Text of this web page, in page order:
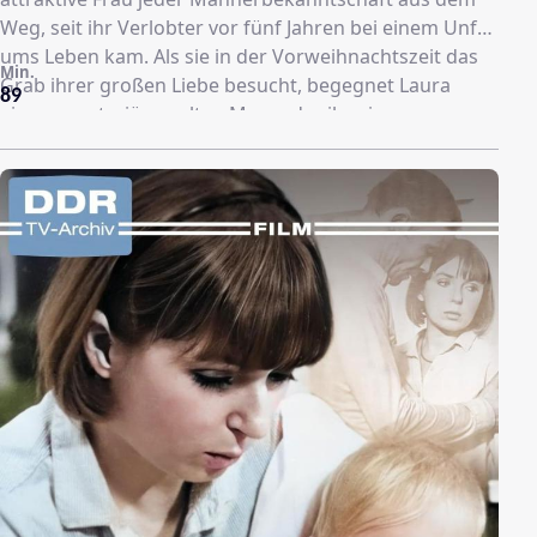
Weg, seit ihr Verlobter vor fünf Jahren bei einem Unfall
ums Leben kam. Als sie in der Vorweihnachtszeit das
Grab ihrer großen Liebe besucht, begegnet Laura
einem mysteriösen alten Mann, der ihr eine
merkwürdige Prophezeiung macht: All ihre Wünsche
könnten in Erfüllung gehen, wenn sie einen
Wunschzettel an den Weihnachtsmann schreibt. Dann
ist er plötzlich verschwunden. Wenig später lernt
Laura im Caf‚ Dobel durch Zufall Sebastian Dobel, den
Besitzer der Kaffeehauskette und Betreiber einer
Schokoladenfabrik in Salzburg, kennen. Für beide ist
es Liebe auf den ersten Blick. Aber Laura hat eine
mächtige Konkurrentin: Auch die elegante Margot
Degenschildt hat es auf den Schokoladenfabrikanten
abgesehen.
89
Min.